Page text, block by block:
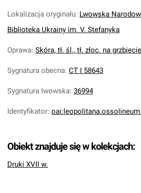
Lokalizacja oryginału: Lwowska
Biblioteka Ukrainy im. V. Stefanyka
Oprawa: Skóra, tł. śl., tł. złoc. na grzbiecie
Sygnatura obecna: CT I 58643
Sygnatura lwowska: 36994
Identyfikator:
Obiekt znajduje się w kolekcjach:
Druki XVII w.